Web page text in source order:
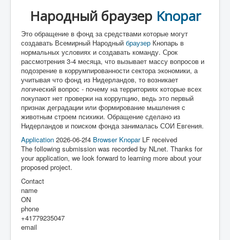
Народный браузер Knopar
Это обращение в фонд за средствами которые могут
создавать Всемирный Народный браузер Кнопарь в
нормальных условиях и создавать команду. Срок
рассмотрения 3-4 месяца, что вызывает массу вопросов и
подозрение в коррумпированности сектора экономики, а
учитывая что фонд из Нидерландов, то возникает
логический вопрос - почему на территориях которые всех
покупают нет проверки на коррупцию, ведь это первый
признак деградации или формирование мышления с
животным строем психики. Обращение сделано из
Нидерландов и поиском фонда занималась СОИ Евгения.
Application 2026-06-2f4 BrowserKnoparLF received
The following submission was recorded by NLnet. Thanks for
your application, we look forward to learning more about your
proposed project.
Contact
name
ON
phone
+41779235047
email